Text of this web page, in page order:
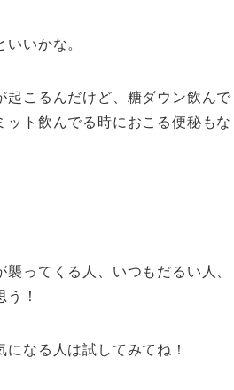
いかな。
こるんだけど、糖ダウン飲んで
ト飲んでる時におこる便秘もな
ってくる人、いつもだるい人、
！
なる人は試してみてね！